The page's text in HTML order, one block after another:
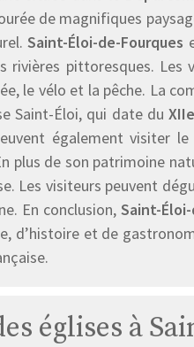
de magnifiques
Saint-Éloi-de-Fourques
pittoresques. Les
le vélo et la pêche. La
Saint-Éloi, qui date du
également visiter
plus de son patrimoine
Les visiteurs peuvent
En conclusion, Saint-
d’histoire et de
églises à